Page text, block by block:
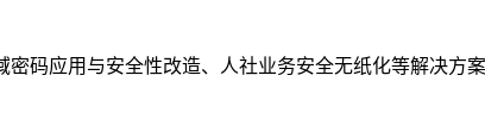
码应用与安全性改造、人社业务安全无纸化等解决方